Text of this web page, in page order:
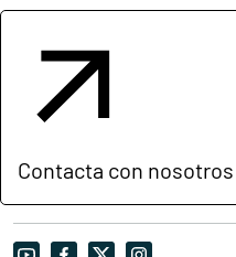
Contacta con nosotros